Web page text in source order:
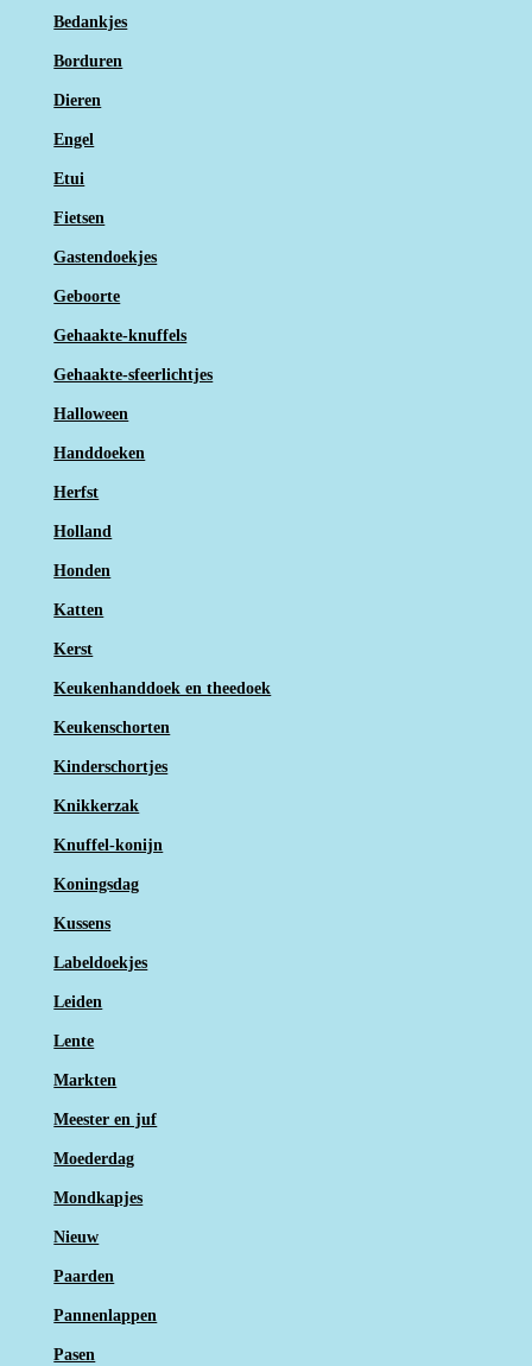
Bedankjes
Borduren
Dieren
Engel
Etui
Fietsen
Gastendoekjes
Geboorte
Gehaakte-knuffels
Gehaakte-sfeerlichtjes
Halloween
Handdoeken
Herfst
Holland
Honden
Katten
Kerst
Keukenhanddoek en theedoek
Keukenschorten
Kinderschortjes
Knikkerzak
Knuffel-konijn
Koningsdag
Kussens
Labeldoekjes
Leiden
Lente
Markten
Meester en juf
Moederdag
Mondkapjes
Nieuw
Paarden
Pannenlappen
Pasen